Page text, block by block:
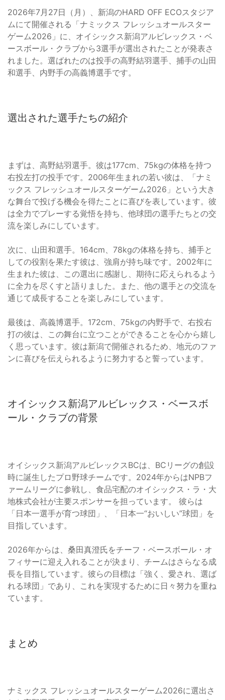
2026年7月27日（月）、新潟のHARD OFF ECOスタジア
ムにて開催される「ナミックス フレッシュオールスター
ゲーム2026」に、オイシックス新潟アルビレックス・ベ
ースボール・クラブから3選手が選出されたことが発表さ
れました。選ばれたのは投手の高野結羽選手、捕手の山田
和選手、内野手の高義博選手です。
選出された選手たちの紹介
まずは、高野結羽選手。彼は177cm、75kgの体格を持つ
右投左打の投手です。2006年生まれの若い彼は、「ナミ
ックス フレッシュオールスターゲーム2026」という大き
な舞台で投げる機会を得たことに喜びを表しています。彼
は全力でプレーする覚悟を持ち、他球団の選手たちとの交
流を楽しみにしています。
次に、山田和選手。164cm、78kgの体格を持ち、捕手と
しての役割を果たす彼は、強肩が持ち味です。2002年に
生まれた彼は、この選出に感謝し、期待に応えられるよう
に全力を尽くすと語りました。また、他の選手との交流を
通じて成長することを楽しみにしています。
最後は、高義博選手。172cm、75kgの内野手で、右投右
打の彼は、この舞台に立つことができることを心から嬉し
く思っています。彼は新潟で開催されるため、地元のファ
ンに喜びを伝えられるように努力すると誓っています。
オイシックス新潟アルビレックス・ベースボ
ール・クラブの背景
オイシックス新潟アルビレックスBCは、BCリーグの創設
時に誕生したプロ野球チームです。2024年からはNPBフ
ァームリーグに参戦し、食品宅配のオイシックス・ラ・大
地株式会社が主要スポンサーを担っています。 彼らは
「日本一選手が育つ球団」、「日本一“おいしい”球団」を
目指しています。
2026年からは、桑田真澄氏をチーフ・ベースボール・オ
フィサーに迎え入れることが決まり、チームはさらなる成
長を目指しています。彼らの目標は「強く、愛され、選ば
れる球団」であり、これを実現するために日々努力を重ね
ています。
まとめ
ナミックス フレッシュオールスターゲーム2026に選出さ